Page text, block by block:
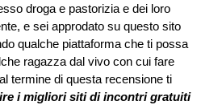
droga e pastorizia e dei loro
e sei approdato su questo sito
qualche piattaforma che ti possa
ragazza dal vivo con cui fare
termine di questa recensione ti
i migliori siti di incontri gratuiti